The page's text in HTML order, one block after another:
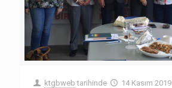
ktgbweb tarihinde 14 Kasım 2019